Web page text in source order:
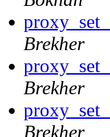
Brekher
Brekher
Brekher